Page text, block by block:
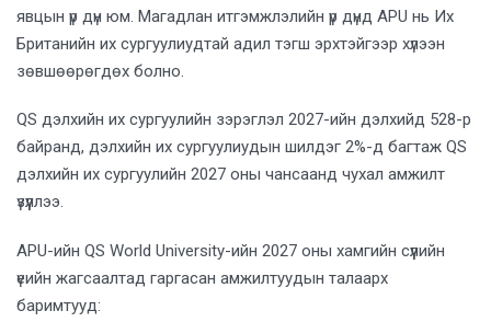
явцын үр дүн юм. Магадлан итгэмжлэлийн үр дүнд APU нь Их
Британийн их сургуулиудтай адил тэгш эрхтэйгээр хүлээн
зөвшөөрөгдөх болно.
QS дэлхийн их сургуулийн зэрэглэл 2027-ийн дэлхийд 528-р
байранд, дэлхийн их сургуулиудын шилдэг 2%-д багтаж QS
дэлхийн их сургуулийн 2027 оны чансаанд чухал амжилт
үзүүллээ.
APU-ийн QS World University-ийн 2027 оны хамгийн сүүлийн
үеийн жагсаалтад гаргасан амжилтуудын талаарх
баримтууд: